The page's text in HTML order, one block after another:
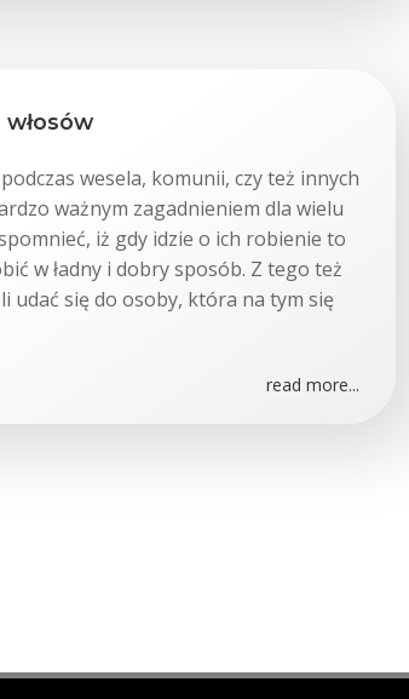
wesela, komunii, czy też innych
ważnym zagadnieniem dla wielu
iż gdy idzie o ich robienie to
w ładny i dobry sposób. Z tego też
udać się do osoby, która na tym się
read more...